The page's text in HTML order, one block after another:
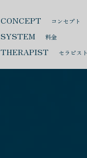
CONCEPT コンセプト
SYSTEM 料金
THERAPIST セラピスト